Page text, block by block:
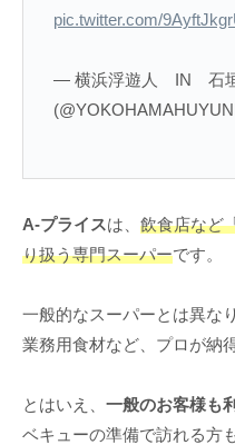
pic.twitter.com/
— 横浜浮遊人 IN 石
A-プライスは、 飲食店など
り扱う専門スーパーです。
一般的なスーパーとは異な
業務用食材など、プロが納
とはいえ、 一般のお客様も
ベキューの準備で訪れる方